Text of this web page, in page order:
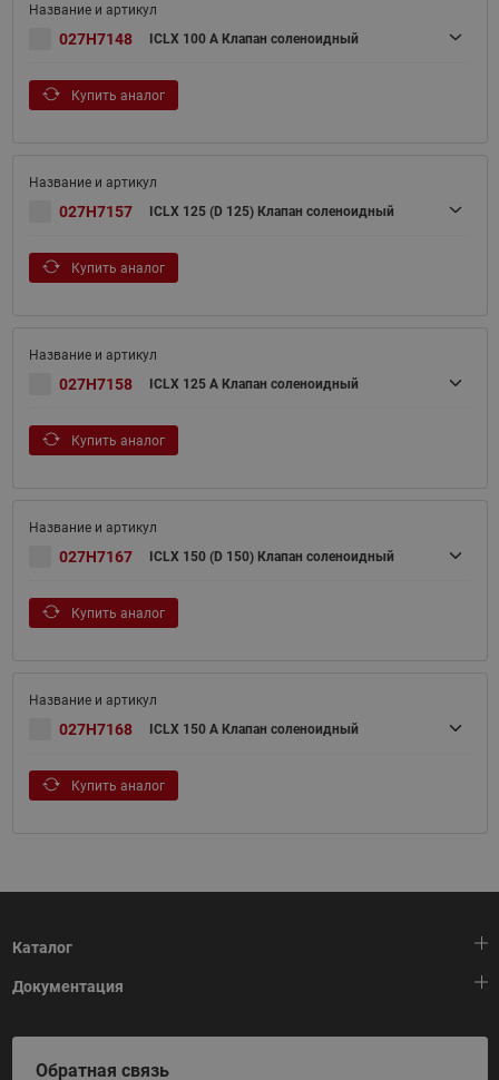
027H7148 ICLX 100 A Клапан соленоидный
Купить аналог
027H7157 ICLX 125 (D 125) Клапан соленоидный
Купить аналог
027H7158 ICLX 125 A Клапан соленоидный
Купить аналог
027H7167 ICLX 150 (D 150) Клапан соленоидный
Купить аналог
027H7168 ICLX 150 A Клапан соленоидный
Купить аналог
Каталог
Тепловая автоматика
Холодильная техника
Приводная техника
Документация
HeatPlatform (Тепловая платформа)
Полезные программы и инструменты
Обратная связь